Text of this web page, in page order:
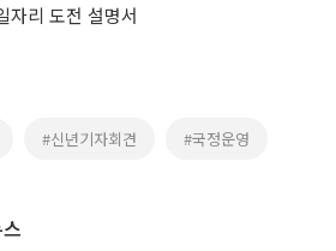
자리 도전 설명서
#신년기자회견 #국정운영